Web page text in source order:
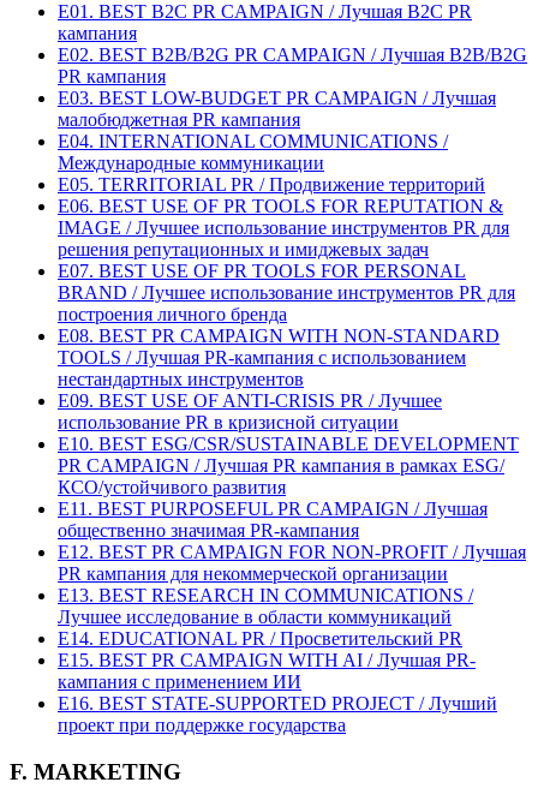
E01. BEST B2C PR CAMPAIGN / Лучшая B2C PR
кампания
E02. BEST B2B/B2G PR CAMPAIGN / Лучшая B2B/B2G
PR кампания
E03. BEST LOW-BUDGET PR CAMPAIGN / Лучшая
малобюджетная PR кампания
E04. INTERNATIONAL COMMUNICATIONS /
Международные коммуникации
E05. TERRITORIAL PR / Продвижение территорий
E06. BEST USE OF PR TOOLS FOR REPUTATION &
IMAGE / Лучшее использование инструментов PR для
решения репутационных и имиджевых задач
E07. BEST USE OF PR TOOLS FOR PERSONAL
BRAND / Лучшее использование инструментов PR для
построения личного бренда
E08. BEST PR CAMPAIGN WITH NON-STANDARD
TOOLS / Лучшая PR-кампания с использованием
нестандартных инструментов
E09. BEST USE OF ANTI-CRISIS PR / Лучшее
использование PR в кризисной ситуации
E10. BEST ESG/CSR/SUSTAINABLE DEVELOPMENT
PR CAMPAIGN / Лучшая PR кампания в рамках ESG/
КСО/устойчивого развития
E11. BEST PURPOSEFUL PR CAMPAIGN / Лучшая
общественно значимая PR-кампания
E12. BEST PR CAMPAIGN FOR NON-PROFIT / Лучшая
PR кампания для некоммерческой организации
E13. BEST RESEARCH IN COMMUNICATIONS /
Лучшее исследование в области коммуникаций
E14. EDUCATIONAL PR / Просветительский PR
E15. BEST PR CAMPAIGN WITH AI / Лучшая PR-
кампания с применением ИИ
E16. BEST STATE-SUPPORTED PROJECT / Лучший
проект при поддержке государства
F. MARKETING